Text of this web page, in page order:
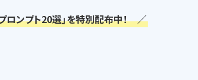
ンプト20選」を特別配布中！ ／